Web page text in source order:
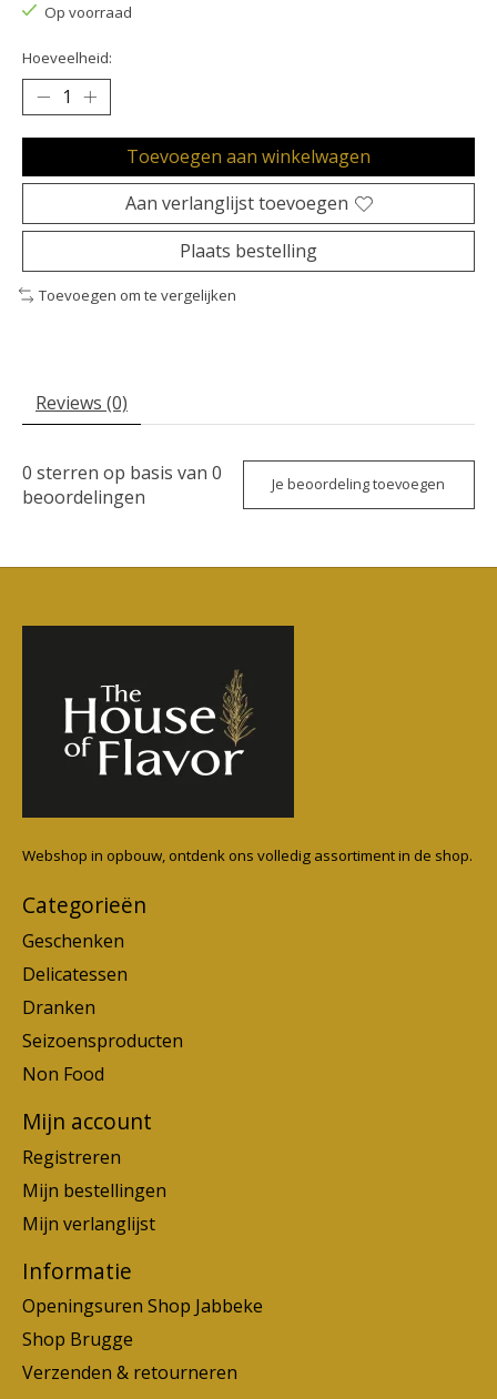
Op voorraad
Hoeveelheid:
Toevoegen aan winkelwagen
Aan verlanglijst toevoegen
Plaats bestelling
Toevoegen om te vergelijken
Reviews (0)
0 sterren op basis van 0
beoordelingen
Je beoordeling toevoegen
Webshop in opbouw, ontdenk ons volledig assortiment in de shop.
Categorieën
Geschenken
Delicatessen
Dranken
Seizoensproducten
Non Food
Mijn account
Registreren
Mijn bestellingen
Mijn verlanglijst
Informatie
Openingsuren Shop Jabbeke
Shop Brugge
Verzenden & retourneren